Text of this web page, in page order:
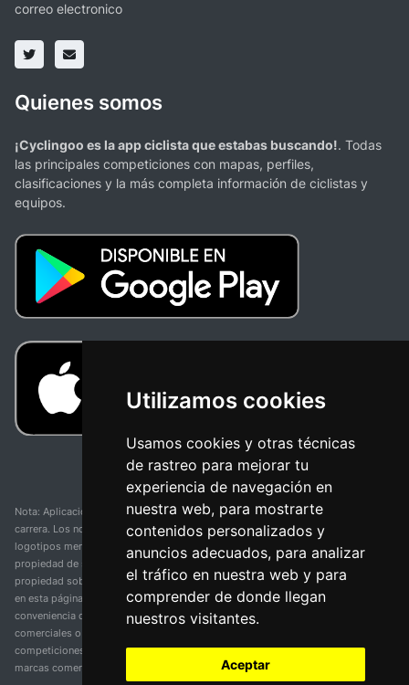
Utilizamos cookies
Usamos cookies y otras técnicas
de rastreo para mejorar tu
experiencia de navegación en
nuestra web, para mostrarte
contenidos personalizados y
anuncios adecuados, para analizar
el tráfico en nuestra web y para
comprender de donde llegan
nuestros visitantes.
Aceptar
correo electronico
Quienes somos
¡Cyclingoo es la app ciclista que estabas buscando!. Todas
las principales competiciones con mapas, perfiles,
clasificaciones y la más completa información de ciclistas y
equipos.
Nota: Aplicación y web no oficial y no relacionada con ninguna organización o
carrera. Los nombres de equipos, competiciones, marcas comerciales y
logotipos mencionados en esta página de resultados de ciclismo son
propiedad de sus respectivos dueños. No tenemos afiliación, patrocinio ni
propiedad sobre estas marcas comerciales. Toda la información proporcionada
en esta página se presenta únicamente con fines informativos y para la
conveniencia de nuestros usuarios. Cualquier uso de nombres, marcas
comerciales o logotipos tiene el único propósito de identificar equipos y
competiciones y no implica asociación o respaldo. Todos los derechos de las
marcas comerciales mencionadas aquí pertenecen a sus propietarios legítimos.